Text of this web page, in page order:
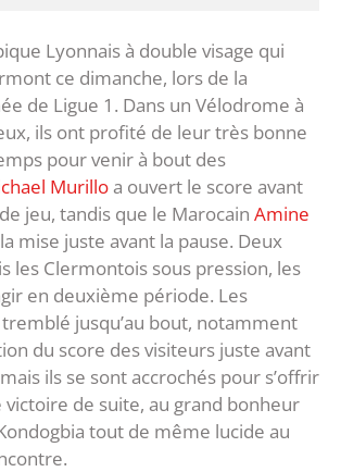
Lyonnais à double visage qui
ce dimanche, lors de la
de Ligue 1. Dans un Vélodrome à
ils ont profité de leur très bonne
pour venir à bout des
Murilloa ouvert le score avant
jeu, tandis que le Marocain Amine
mise juste avant la pause. Deux
les Clermontois sous pression, les
en deuxième période. Les
jusqu’au bout, notamment
du score des visiteurs juste avant
ils se sont accrochés pour s’offrir
de suite, au grand bonheur
tout de même lucide au